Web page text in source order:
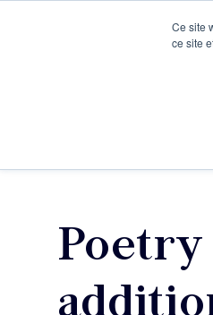
Ce site
ce site
Je participe à une